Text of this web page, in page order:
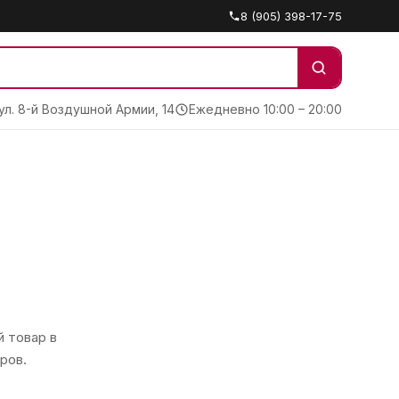
8 (905) 398-17-75
8-й Воздушной Армии, 14 Ежедневно 10:00 – 20:00
товар в